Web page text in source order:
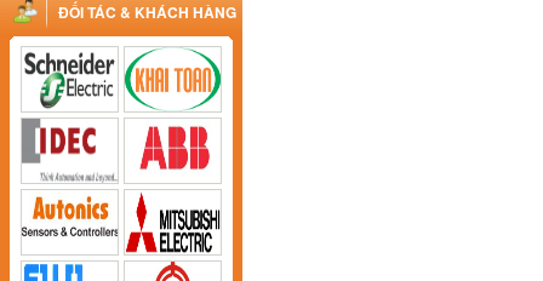
ĐỐI TÁC & KHÁCH HÀNG